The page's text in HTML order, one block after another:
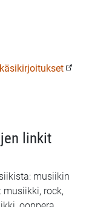
linkit
musiikin
rock,